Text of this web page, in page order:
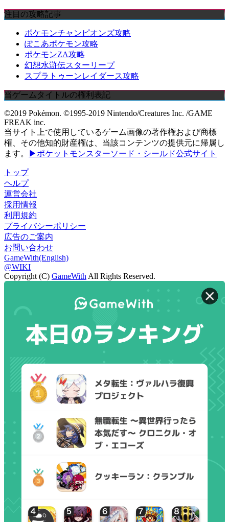
注目の攻略記事
ポケモンチャンピオンズ攻略
ぽこあポケモン攻略
ポケモンZA攻略
幻想水滸伝スターリープ
スプラトゥーンレイダース攻略
当ゲームタイトルの権利表記
©2019 Pokémon. ©1995-2019 Nintendo/Creatures Inc. /GAME
FREAK inc.
当サイト上で使用しているゲーム画像の著作権および商標
権、その他知的財産権は、当該コンテンツの提供元に帰属し
ます。
▶ポケットモンスターソード・シールド公式サイト
トップ
ヘルプ
運営会社
採用情報
利用規約
プライバシーポリシー
広告のご案内
お問い合わせ
GameWith(English)
@WIKI
Copyright (C) GameWith All Rights Reserved.